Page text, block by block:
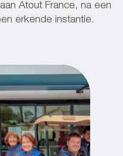
Atout France, na een
erkende instantie.